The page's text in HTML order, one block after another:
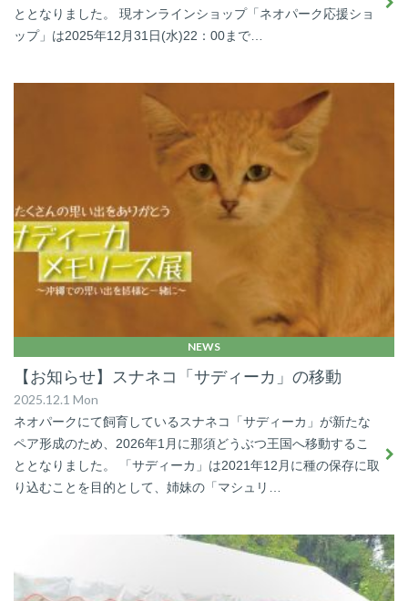
ととなりました。 現オンラインショップ「ネオパーク応援ショ
ップ」は2025年12月31日(水)22：00まで…
NEWS
【お知らせ】スナネコ「サディーカ」の移動
2025.12.1 Mon
ネオパークにて飼育しているスナネコ「サディーカ」が新たな
ペア形成のため、2026年1月に那須どうぶつ王国へ移動するこ
ととなりました。 「サディーカ」は2021年12月に種の保存に取
り込むことを目的として、姉妹の「マシュリ…